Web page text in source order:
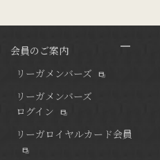
会員のご案内
リーガメンバーズ
リーガメンバーズ
ログイン
リーガロイヤルカード会員